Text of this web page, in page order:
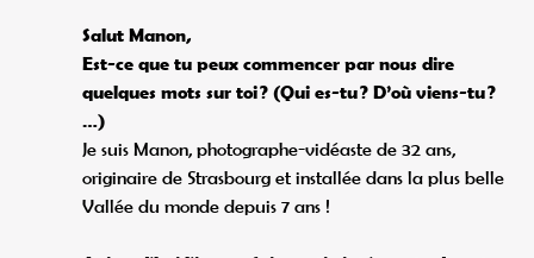
Salut Manon,
Est-ce que tu peux commencer par nous dire
quelques mots sur toi ? (Qui es-tu ? D’où viens-tu ?
…)
Je suis Manon, photographe-vidéaste de 32 ans,
originaire de Strasbourg et installée dans la plus belle
Vallée du monde depuis 7 ans !